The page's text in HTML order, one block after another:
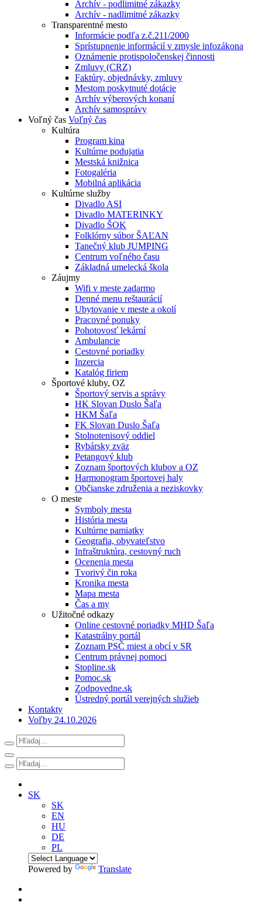
Archív - podlimitné zákazky
Archív - nadlimitné zákazky
Transparentné mesto
Informácie podľa z.č.211/2000
Sprístupnenie informácií v zmysle infozákona
Oznámenie protispoločenskej činnosti
Zmluvy (CRZ)
Faktúry, objednávky, zmluvy
Mestom poskytnuté dotácie
Archív výberových konaní
Archív samosprávy
Voľný čas Voľný čas
Kultúra
Program kina
Kultúrne podujatia
Mestská knižnica
Fotogaléria
Mobilná aplikácia
Kultúrne služby
Divadlo ASI
Divadlo MATERINKY
Divadlo ŠOK
Folklórny súbor ŠAĽAN
Tanečný klub JUMPING
Centrum voľného času
Základná umelecká škola
Záujmy
Wifi v meste zadarmo
Denné menu reštaurácií
Ubytovanie v meste a okolí
Pracovné ponuky
Pohotovosť lekární
Ambulancie
Cestovné poriadky
Inzercia
Katalóg firiem
Športové kluby, OZ
Športový servis a správy
HK Slovan Duslo Šaľa
HKM Šaľa
FK Slovan Duslo Šaľa
Stolnotenisový oddiel
Rybársky zväz
Petangový klub
Zoznam športových klubov a OZ
Harmonogram športovej haly
Občianske združenia a neziskovky
O meste
Symboly mesta
História mesta
Kultúrne pamiatky
Geografia, obyvateľstvo
Infraštruktúra, cestovný ruch
Ocenenia mesta
Tvorivý čin roka
Kronika mesta
Mapa mesta
Čas a my
Užitočné odkazy
Online cestovné poriadky MHD Šaľa
Katastrálny portál
Zoznam PSČ miest a obcí v SR
Centrum právnej pomoci
Stopline.sk
Pomoc.sk
Zodpovedne.sk
Ústredný portál verejných služieb
Kontakty
Voľby 24.10.2026
SK
SK
EN
HU
DE
PL
Powered by Translate